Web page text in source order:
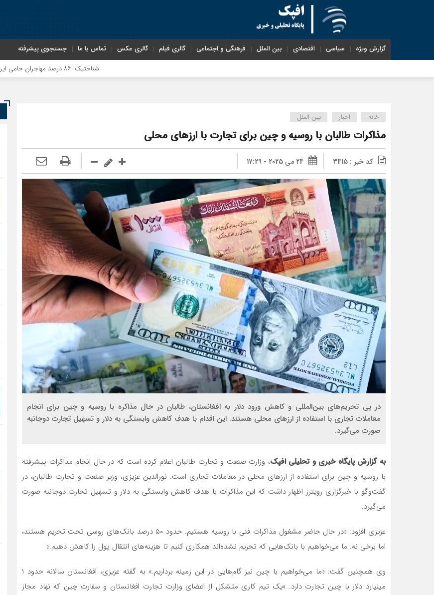
گزارش ویژه سیاسی اقتصادی بین الملل فرهنگی و اجتماعی گالری فیلم گالری عکس تماس با ما جستجوی پیشرفته
خانه اخبار بین الملل
مذاکرات طالبان با روسیه و چین برای تجارت با ارزهای محلی
کد خبر : 3415 24 می 2025 - 17:29
در پی تحریم‌های بین‌المللی و کاهش ورود دلار به افغانستان، طالبان در حال مذاکره با روسیه و چین برای انجام
معاملات تجاری با استفاده از ارزهای محلی هستند. این اقدام با هدف کاهش وابستگی به دلار و تسهیل تجارت دوجانبه
صورت می‌گیرد.
به گزارش پایگاه خبری و تحلیلی افپک، وزارت صنعت و تجارت طالبان اعلام کرده است که در حال انجام مذاکرات پیشرفته
با روسیه و چین برای استفاده از ارزهای محلی در معاملات تجاری است. نورالدین عزیزی، وزیر صنعت و تجارت طالبان، در
گفت‌وگو با خبرگزاری رویترز اظهار داشت که این مذاکرات با هدف کاهش وابستگی به دلار و تسهیل تجارت دوجانبه صورت
می‌گیرد.
عزیزی افزود: «در حال حاضر مشغول مذاکرات فنی با روسیه هستیم. حدود ۵۰ درصد بانک‌های روسی تحت تحریم هستند،
اما برخی نه. ما می‌خواهیم با بانک‌هایی که تحریم نشده‌اند همکاری کنیم تا هزینه‌های انتقال پول را کاهش دهیم.»
وی همچنین گفت: «ما می‌خواهیم با چین نیز گام‌هایی در این زمینه برداریم.» به گفته عزیزی، افغانستان سالانه حدود ۱
میلیارد دلار با چین تجارت دارد. «یک تیم کاری متشکل از اعضای وزارت تجارت افغانستان و سفارت چین که نهاد مجاز